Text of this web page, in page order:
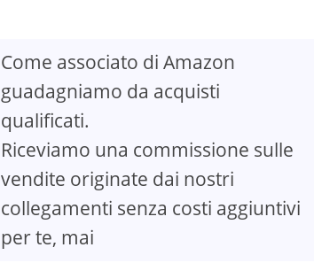
Come associato di Amazon
guadagniamo da acquisti
qualificati.
Riceviamo una commissione sulle
vendite originate dai nostri
collegamenti senza costi aggiuntivi
per te, mai